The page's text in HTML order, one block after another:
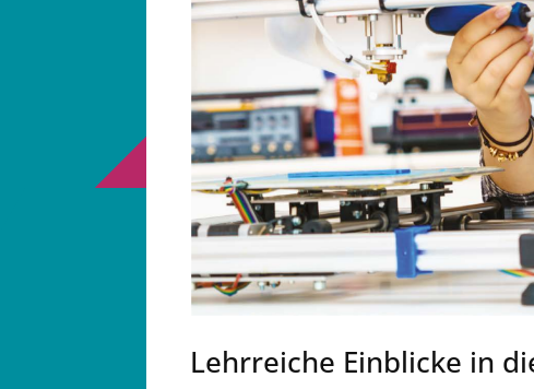
Lehrreiche Einblicke in